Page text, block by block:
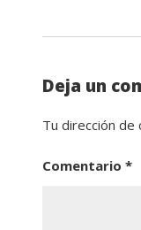
Deja un
Tu dirección de
Comentario *